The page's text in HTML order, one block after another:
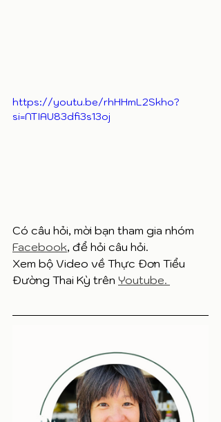
https://youtu.be/rhHHmL2Skho?
si=NTIAU83dfi3s13oj
Có câu hỏi, mời bạn tham gia nhóm
Facebook, để hỏi câu hỏi.
Xem bộ Video về Thực Đơn Tiểu
Đường Thai Kỳ trên Youtube.